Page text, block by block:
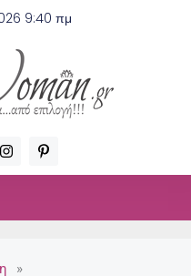
9:40 πμ
I
n
s
P
i
n
»